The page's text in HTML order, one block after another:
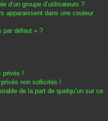
d’un groupe d’utilisateurs ?
apparaissent dans une couleur
par défaut » ?
privés !
non sollicités !
de la part de quelqu’un sur ce